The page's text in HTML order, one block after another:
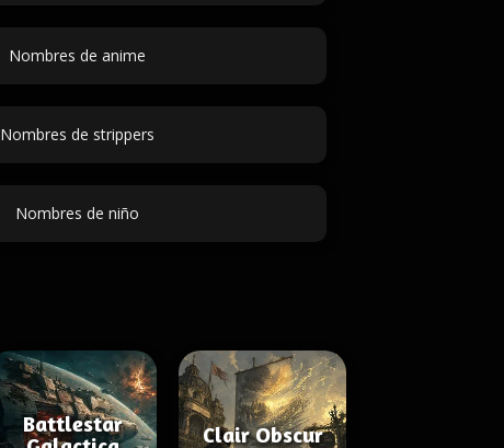
Nombres de anime
Nombres de strippers
Nombres de niño
Battlestar
Clair Obscur